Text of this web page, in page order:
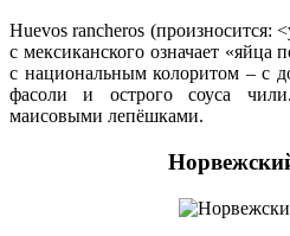
Huevos rancheros (произносится:
с мексиканского означает «яйца
с национальным колоритом – с
фасоли и острого соуса
маисовыми лепёшками.